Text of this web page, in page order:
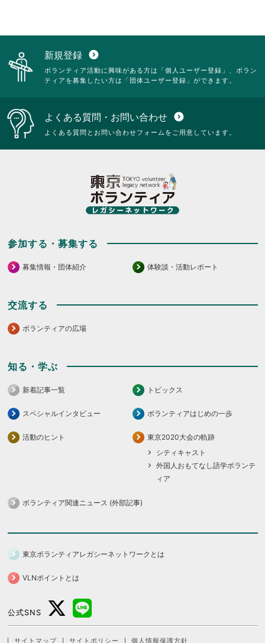
新規登録 expand_circle_down
ボランティア活動に興味がある方は「個人ユーザー登録」、ボラン
ティアを募集したい方は「団体ユーザー登録」ができます。
よくある質問・お問い合わせ expand_circle_down
よくある質問とお問い合わせフォームをご用意しています。
参加する・募集する
募集情報・団体紹介 体験談・活動レポート
交流する
ボランティアの広場
知る・学ぶ
新着記事一覧 トピックス
スペシャルインタビュー ボランティアはじめの一歩
活動のヒント
東京2020大会の軌跡
シティキャスト
外国人おもてなし語学ボランテ
ィア
ボランティア関連ニュース (外部記事)
東京ボランティアレガシーネットワークとは
VLNポイントとは
公式SNS
サイトマップ サイトポリシー 個人情報保護方針